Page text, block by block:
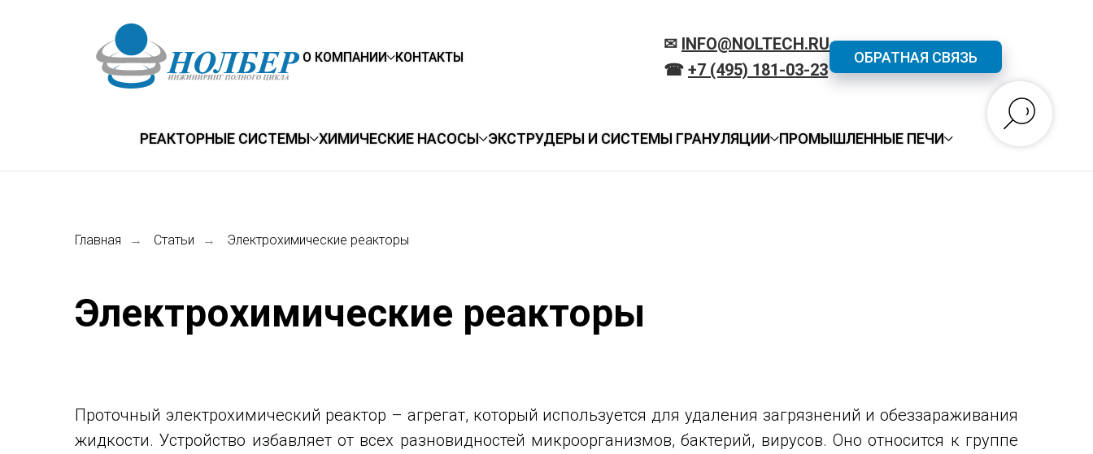
О КОМПАНИИ КОНТАКТЫ
✉ INFO@NOLTECH.RU
☎ +7 (495) 181-03-23
ОБРАТНАЯ СВЯЗЬ
РЕАКТОРНЫЕ СИСТЕМЫ ХИМИЧЕСКИЕ НАСОСЫ ЭКСТРУДЕРЫ И СИСТЕМЫ ГРАНУЛЯЦИИ ПРОМЫШЛЕННЫЕ ПЕЧИ
Главная → Статьи → Электрохимические реакторы
Электрохимические реакторы
Проточный электрохимический реактор – агрегат, который используется для удаления загрязнений и обеззараживания
жидкости. Устройство избавляет от всех разновидностей микроорганизмов, бактерий, вирусов. Оно относится к группе